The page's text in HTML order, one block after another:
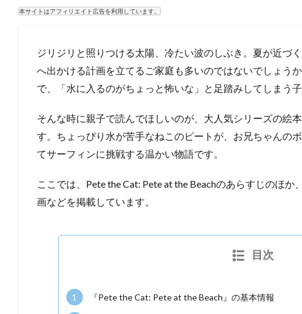
本サイトはアフィリエイト広告を利用しています。
ジリジリと照りつける太陽、冷たい波のしぶき。夏が近づ
へ出かける計画を立てるご家庭も多いのではないでしょう
で、「水に入るのがちょっと怖いな」と足踏みしてしまう子
そんな時に親子で読んでほしいのが、大人気シリーズの絵
す。ちょっぴり水が苦手なねこのピートが、お兄ちゃんの
てサーフィンに挑戦する温かい物語です。
ここでは、Pete the Cat: Pete at the Beachのあらすじのほ
画などを掲載しています。
目次
1 『Pete the Cat: Pete at the Beach』の基本情報